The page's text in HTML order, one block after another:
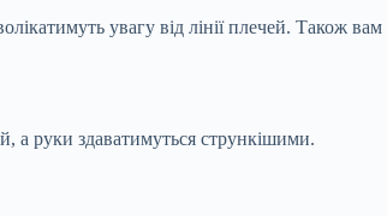
увагу від лінії плечей. Також
а руки здаватимуться стрункішими.